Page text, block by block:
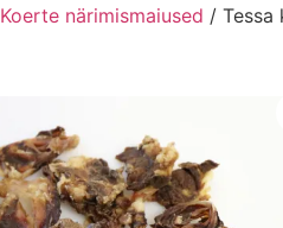
Koerte närimismaiused / Tessa